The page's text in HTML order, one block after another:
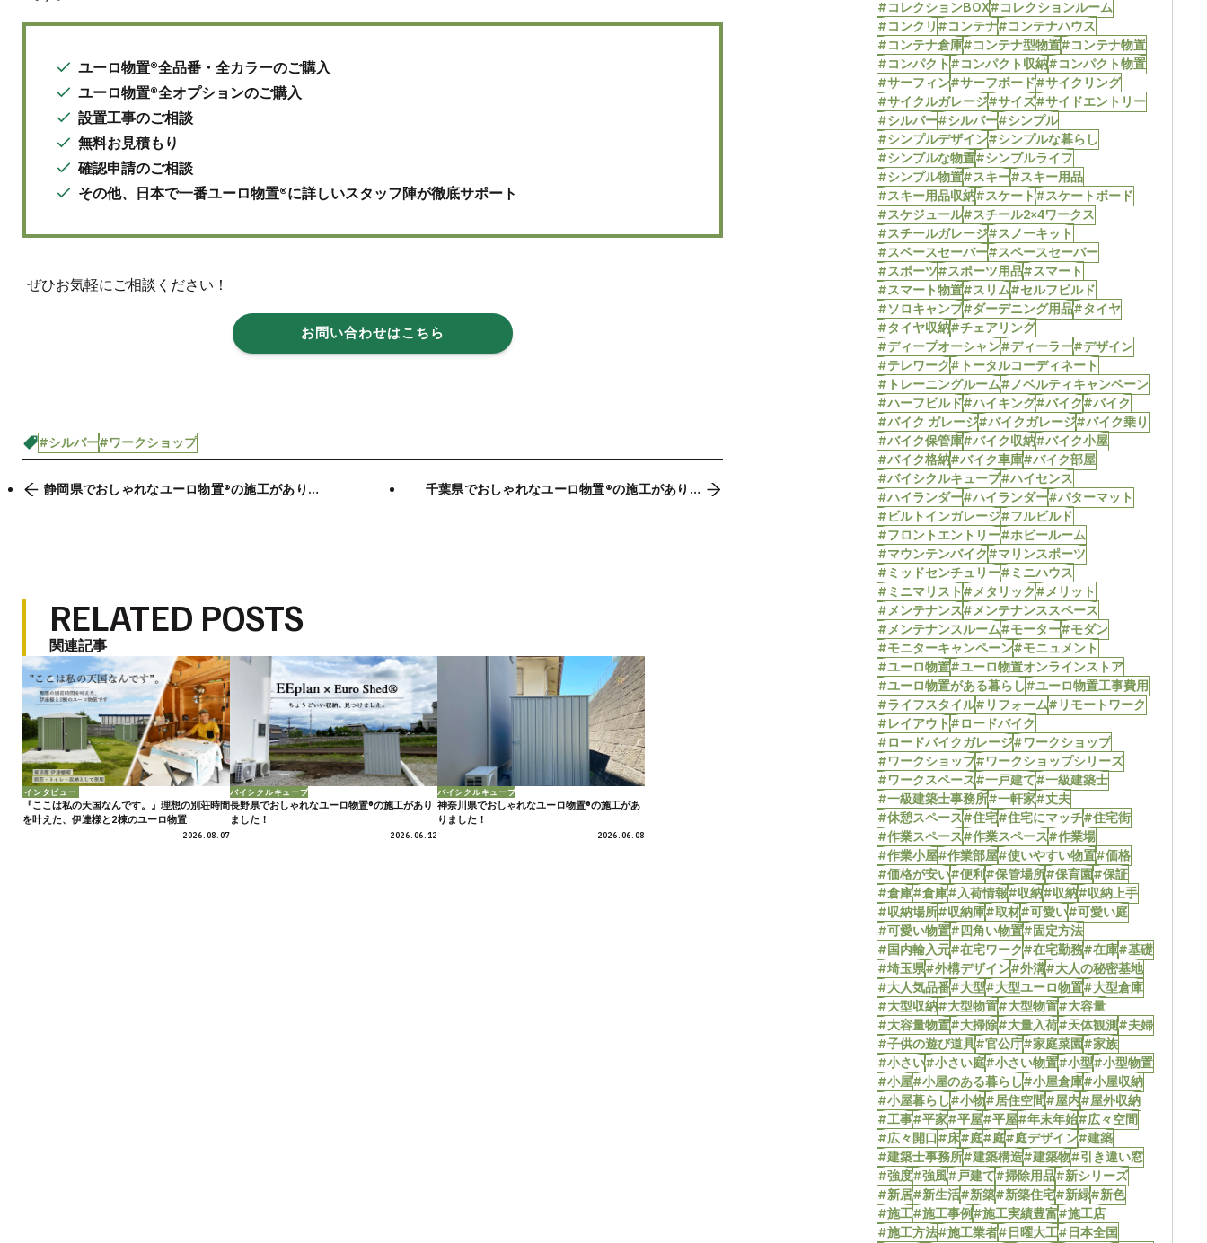
ユーロ物置®全品番・全カラーのご購入
ユーロ物置®全オプションのご購入
設置工事のご相談
無料お見積もり
確認申請のご相談
その他、日本で一番ユーロ物置®に詳しいスタッフ陣が徹底サポート
ぜひお気軽にご相談ください！
お問い合わせはこちら
#シルバー#ワークショップ
静岡県でおしゃれなユーロ物置®の施工があり
千葉県でおしゃれなユーロ物置®の施工があり
RELATED POSTS
関連記事
インタビュー
『ここは私の天国なんです。』理想の別荘時間
を叶えた、伊達様と2棟のユーロ物置
2026.08.07
バイシクルキューブ
長野県でおしゃれなユーロ物置®の施工があり
ました！
2026.06.12
バイシクルキューブ
神奈川県でおしゃれなユーロ物置®の施工があ
りました！
2026.06.08
#コレクションBOX#コレクションルーム
#コンクリ#コンテナ#コンテナハウス
#コンテナ倉庫#コンテナ型物置#コンテナ物置
#コンパクト#コンパクト収納#コンパクト物置
#サーフィン#サーフボード#サイクリング
#サイクルガレージ#サイズ#サイドエントリー
#シルバー#シルバー#シンプル
#シンプルデザイン#シンプルな暮らし
#シンプルな物置#シンプルライフ
#シンプル物置#スキー#スキー用品
#スキー用品収納#スケート#スケートボード
#スケジュール#スチール2×4ワークス
#スチールガレージ#スノーキット
#スペースセーバー#スペースセーバー
#スポーツ#スポーツ用品#スマート
#スマート物置#スリム#セルフビルド
#ソロキャンプ#ダーデニング用品#タイヤ
#タイヤ収納#チェアリング
#ディープオーシャン#ディーラー#デザイン
#テレワーク#トータルコーディネート
#トレーニングルーム#ノベルティキャンペーン
#ハーフビルド#ハイキング#バイク#バイク
#バイク ガレージ#バイクガレージ#バイク乗り
#バイク保管庫#バイク収納#バイク小屋
#バイク格納#バイク車庫#バイク部屋
#バイシクルキューブ#ハイセンス
#ハイランダー#ハイランダー#パターマット
#ビルトインガレージ#フルビルド
#フロントエントリー#ホビールーム
#マウンテンバイク#マリンスポーツ
#ミッドセンチュリー#ミニハウス
#ミニマリスト#メタリック#メリット
#メンテナンス#メンテナンススペース
#メンテナンスルーム#モーター#モダン
#モニターキャンペーン#モニュメント
#ユーロ物置#ユーロ物置オンラインストア
#ユーロ物置がある暮らし#ユーロ物置工事費用
#ライフスタイル#リフォーム#リモートワーク
#レイアウト#ロードバイク
#ロードバイクガレージ#ワークショップ
#ワークショップ#ワークショップシリーズ
#ワークスペース#一戸建て#一級建築士
#一級建築士事務所#一軒家#丈夫
#休憩スペース#住宅#住宅にマッチ#住宅街
#作業スペース#作業スペース#作業場
#作業小屋#作業部屋#使いやすい物置#価格
#価格が安い#便利#保管場所#保育園#保証
#倉庫#倉庫#入荷情報#収納#収納#収納上手
#収納場所#収納庫#取材#可愛い#可愛い庭
#可愛い物置#四角い物置#固定方法
#国内輸入元#在宅ワーク#在宅勤務#在庫#基礎
#埼玉県#外構デザイン#外溝#大人の秘密基地
#大人気品番#大型#大型ユーロ物置#大型倉庫
#大型収納#大型物置#大型物置#大容量
#大容量物置#大掃除#大量入荷#天体観測#夫婦
#子供の遊び道具#官公庁#家庭菜園#家族
#小さい#小さい庭#小さい物置#小型#小型物置
#小屋#小屋のある暮らし#小屋倉庫#小屋収納
#小屋暮らし#小物#居住空間#屋内#屋外収納
#工事#平家#平屋#平屋#年末年始#広々空間
#広々開口#床#庭#庭#庭デザイン#建築
#建築士事務所#建築構造#建築物#引き違い窓
#強度#強風#戸建て#掃除用品#新シリーズ
#新居#新生活#新築#新築住宅#新緑#新色
#施工#施工事例#施工実績豊富#施工店
#施工方法#施工業者#日曜大工#日本全国